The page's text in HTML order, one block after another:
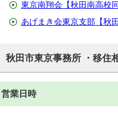
東京南翔会【秋田南高校
あげまき会東京支部【秋
秋田市東京事務所 ・移住
営業日時